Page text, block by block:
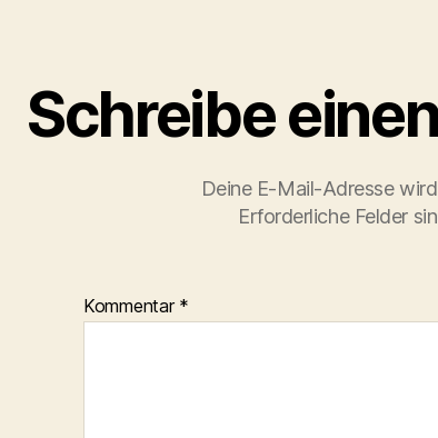
Schreibe
Deine E-Mail-Adresse
Erforderliche Felder
Kommentar *